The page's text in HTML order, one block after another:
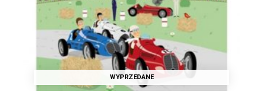
WYPRZEDANE